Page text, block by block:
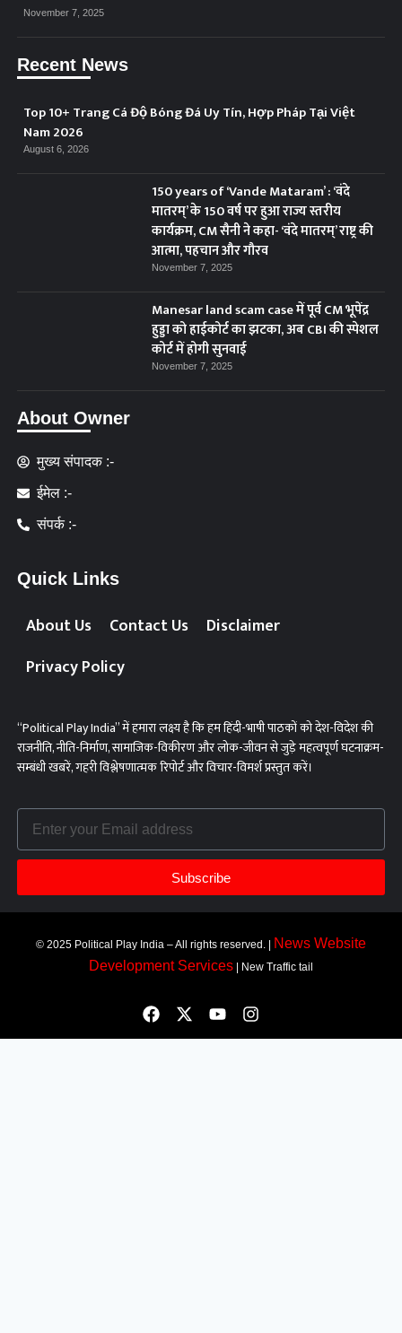
November 7, 2025
Recent News
Top 10+ Trang Cá Độ Bóng Đá Uy Tín, Hợp Pháp Tại Việt
Nam 2026
August 6, 2026
150 years of ‘Vande Mataram’ : ‘वंदे
मातरम्’ के 150 वर्ष पर हुआ राज्य स्तरीय
कार्यक्रम, CM सैनी ने कहा- ‘वंदे मातरम्’ राष्ट्र की
आत्मा, पहचान और गौरव
November 7, 2025
Manesar land scam case में पूर्व CM भूपेंद्र
हुड्डा को हाईकोर्ट का झटका, अब CBI की स्पेशल
कोर्ट में होगी सुनवाई
November 7, 2025
About Owner
मुख्य संपादक :-
ईमेल :-
संपर्क :-
Quick Links
About Us Contact Us
Disclaimer
Privacy Policy
“Political Play India” में हमारा लक्ष्य है कि हम हिंदी-भाषी पाठकों को देश-विदेश की
राजनीति, नीति-निर्माण, सामाजिक-विकीरण और लोक-जीवन से जुड़े महत्वपूर्ण घटनाक्रम-
सम्बंधी खबरें, गहरी विश्लेषणात्मक रिपोर्ट और विचार-विमर्श प्रस्तुत करें।
Subscribe
© 2025 Political Play India – All rights reserved. |
News Website
Development Services | New Traffic tail